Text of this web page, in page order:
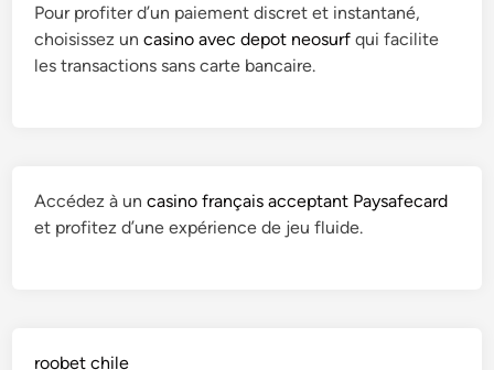
Pour profiter d’un paiement discret et instantané,
choisissez uncasino avec depot neosurf qui facilite
les transactions sans carte bancaire.
Accédez à uncasino français acceptant Paysafecard
et profitez d’une expérience de jeu fluide.
roobet chile